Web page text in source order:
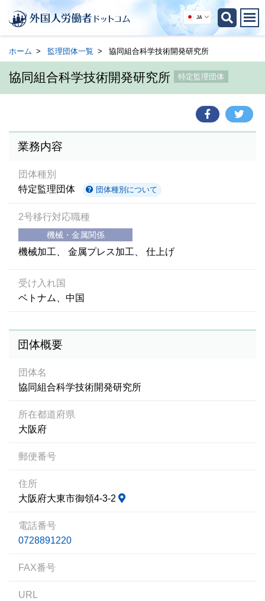
JA
ホーム 監理団体一覧 協同組合科学技術開発研究所
協同組合科学技術開発研究所 特定監理団体
業務内容
団体種別
特定監理団体
団体種別について
2号移行対応職種
機械・金属関係
機械加工 金属プレス加工 仕上げ
受け入れ国
ベトナム、中国
団体概要
団体名
協同組合科学技術開発研究所
所在都道府県
大阪府
郵便番号
住所
大阪府大東市御領4-3-2
電話番号
0728891220
FAX番号
URL